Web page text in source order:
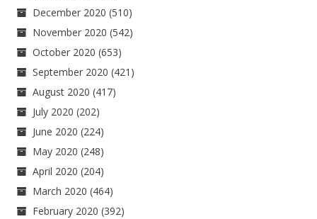
December 2020 (510)
November 2020 (542)
October 2020 (653)
September 2020 (421)
August 2020 (417)
July 2020 (202)
June 2020 (224)
May 2020 (248)
April 2020 (204)
March 2020 (464)
February 2020 (392)